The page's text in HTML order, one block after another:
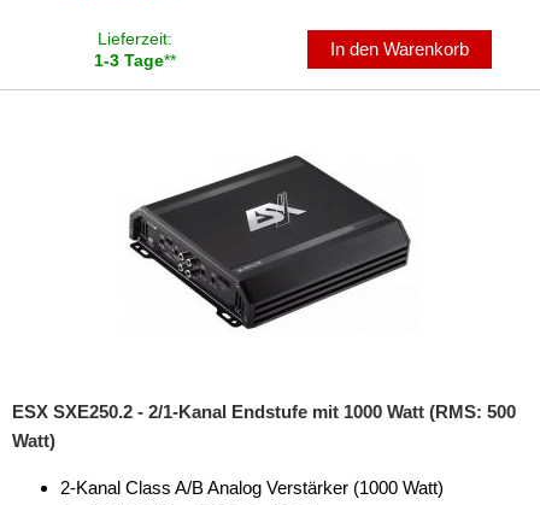
Lieferzeit:
1-3 Tage**
In den Warenkorb
ESX SXE250.2 - 2/1-Kanal Endstufe mit 1000 Watt (RMS: 500
Watt)
2-Kanal Class A/B Analog Verstärker (1000 Watt)